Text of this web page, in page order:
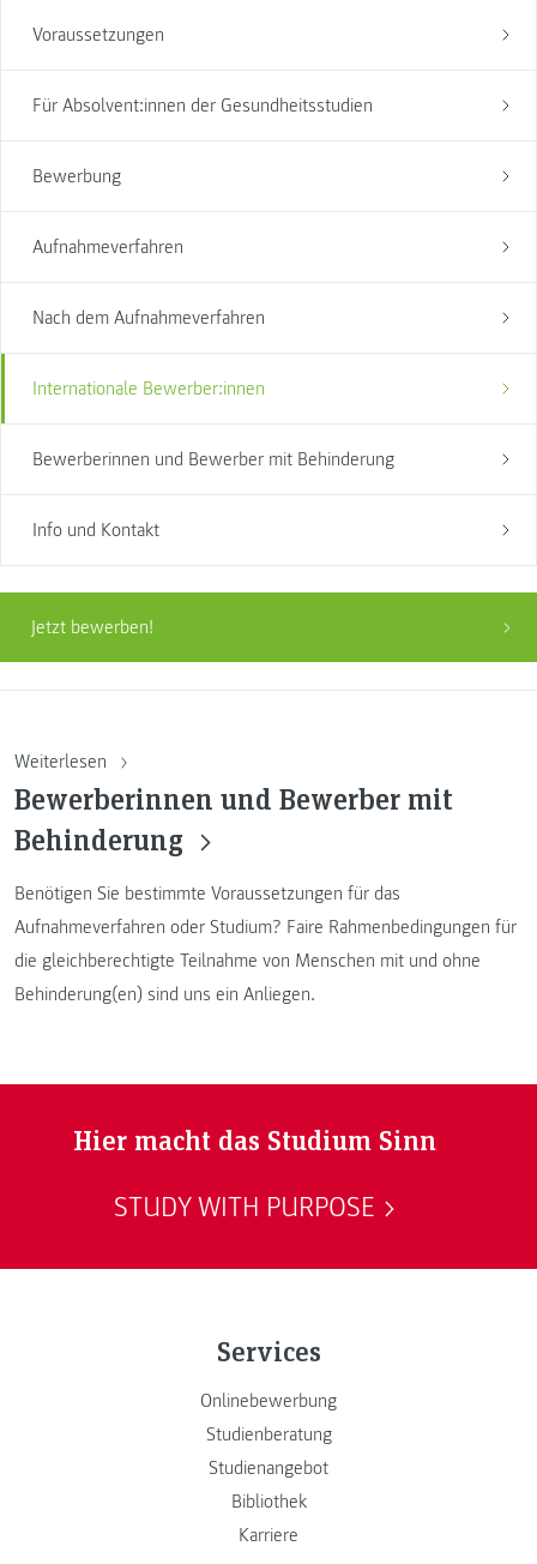
Voraussetzungen
Für Absolvent:innen der Gesundheitsstudien
Bewerbung
Aufnahmeverfahren
Nach dem Aufnahmeverfahren
Internationale Bewerber:innen
Bewerberinnen und Bewerber mit Behinderung
Info und Kontakt
Jetzt bewerben!
Weiterlesen
Bewerberinnen und Bewerber mit
Behinderung
Benötigen Sie bestimmte Voraussetzungen für das
Aufnahmeverfahren oder Studium? Faire Rahmenbedingungen für
die gleichberechtigte Teilnahme von Menschen mit und ohne
Behinderung(en) sind uns ein Anliegen.
Hier macht das Studium Sinn
STUDY WITH PURPOSE
Services
Onlinebewerbung
Studienberatung
Studienangebot
Bibliothek
Karriere